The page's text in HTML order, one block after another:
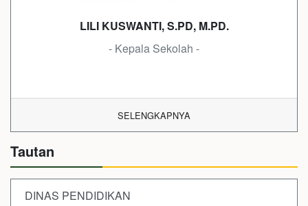
LILI KUSWANTI, S.PD, M.PD.
- Kepala Sekolah -
SELENGKAPNYA
Tautan
DINAS PENDIDIKAN